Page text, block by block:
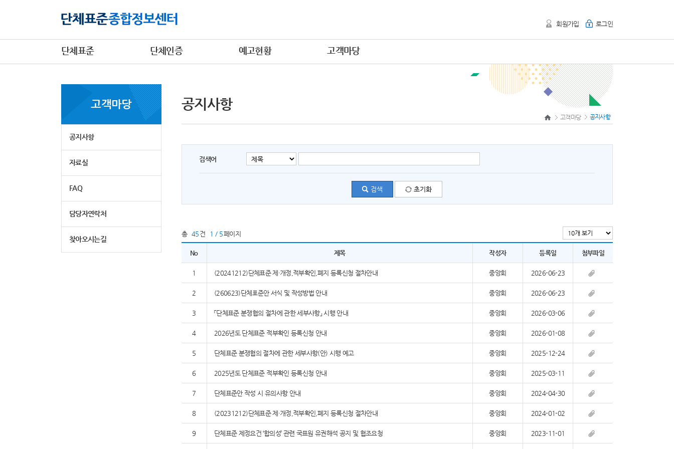
회원가입 로그인
단체표준 단체인증 예고현황 고객마당
고객마당
공지사항
자료실
FAQ
담당자연락처
찾아오시는길
공지사항
고객마당 공지사항
검색어
총 45 건 1 / 5페이지
No 제목 작성자 등록일 첨부파일
1 (20241212)단체표준 제·개정,적부확인,폐지 등록신청 절차안내 중앙회 2026-06-23
2 (260623)단체표준안 서식 및 작성방법 안내 중앙회 2026-06-23
3 「단체표준 분쟁협의 절차에 관한 세부사항」 시행 안내 중앙회 2026-03-06
4 2026년도 단체표준 적부확인 등록신청 안내 중앙회 2026-01-08
5 단체표준 분쟁협의 절차에 관한 세부사항(안) 시행 예고 중앙회 2025-12-24
6 2025년도 단체표준 적부확인 등록신청 안내 중앙회 2025-03-11
7 단체표준안 작성 시 유의사항 안내 중앙회 2024-04-30
8 (20231212)단체표준 제·개정,적부확인,폐지 등록신청 절차안내 중앙회 2024-01-02
9 단체표준 제정요건 ‘합의성’ 관련 국표원 유권해석 공지 및 협조요청 중앙회 2023-11-01